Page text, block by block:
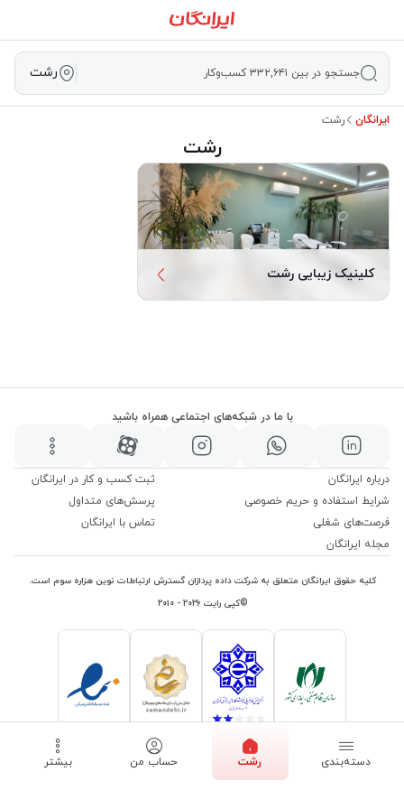
جستجو در بین ۳۳۲,۶۴۱ کسب‌وکار رشت
ایرانگان رشت
رشت
کلینیک زیبایی رشت
با ما در شبکه‌های اجتماعی همراه باشید
درباره ایرانگان
شرایط استفاده و حریم خصوصی
فرصت‌های شغلی
مجله ایرانگان
ثبت کسب و کار در ایرانگان
پرسش‌های متداول
تماس با ایرانگان
کلیه حقوق ایرانگان متعلق به شرکت داده پردازان گسترش ارتباطات نوین هزاره سوم است.
©کپی رایت ۲۰۲۶ - ۲۰۱۰
دسته‌بندی رشت حساب من بیشتر